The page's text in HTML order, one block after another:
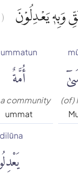
وَبِهٖ يَعْدِلُوْنَ (
(of)
ummatun
أُمَّةٌ
a community
ummat